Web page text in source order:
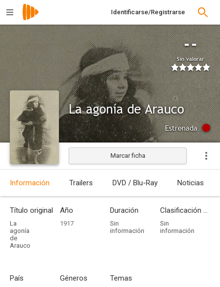
Identificarse/Registrarse
--
Sin valorar
La agonía de Arauco
Estrenada
Marcar ficha
Información Trailers DVD / Blu-Ray Noticias
Título original
La
agonía
de
Arauco
Año
1917
Duración
Sin
información
Clasificación por edades
Sin
información
País Géneros Temas